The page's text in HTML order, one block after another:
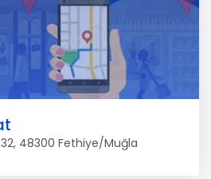
32, 48300 Fethiye/Muğla